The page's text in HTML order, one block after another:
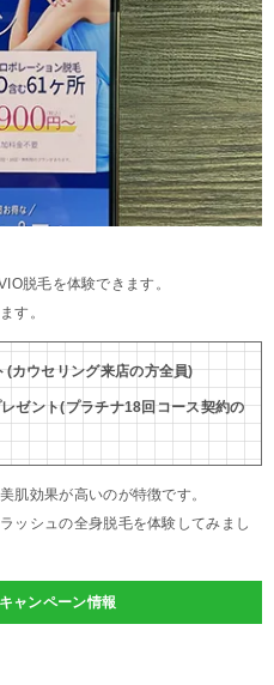
脱毛を体験できます。
す。
カウセリング来店の方全員)
ゼント(プラチナ18回コース契約の
肌効果が高いのが特徴です。
ッシュの全身脱毛を体験してみまし
ャンペーン情報